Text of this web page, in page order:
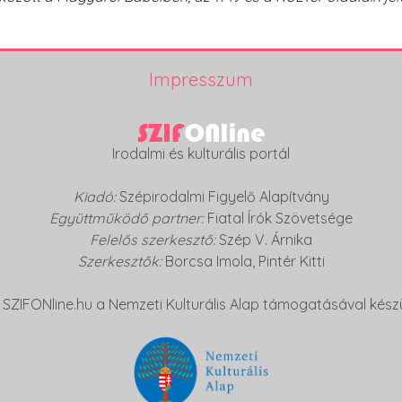
Impresszum
Irodalmi és kulturális portál
Kiadó:Szépirodalmi Figyelő Alapítvány
Együttműködő partner:Fiatal Írók Szövetsége
Felelős szerkesztő:Szép V. Árnika
Szerkesztők: Borcsa Imola Pintér Kitti
SZIFONline.hu a Nemzeti Kulturális Alap támogatásával